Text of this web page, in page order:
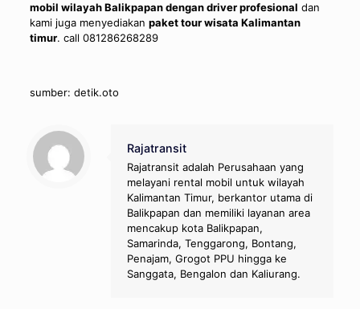
mobil wilayah Balikpapan dengan driver profesional dan
kami juga menyediakan paket tour wisata Kalimantan
timur. call 081286268289
sumber: detik.oto
Rajatransit
Rajatransit adalah Perusahaan yang
melayani rental mobil untuk wilayah
Kalimantan Timur, berkantor utama di
Balikpapan dan memiliki layanan area
mencakup kota Balikpapan,
Samarinda, Tenggarong, Bontang,
Penajam, Grogot PPU hingga ke
Sanggata, Bengalon dan Kaliurang.